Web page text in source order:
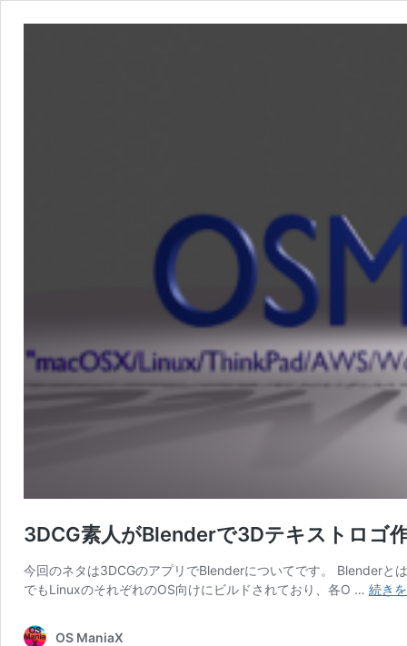
3DCG素人がBlenderで3Dテキストロゴ
今回のネタは3DCGのアプリでBlenderについてです。 Blenderと
でもLinuxのそれぞれのOS向けにビルドされており、各O … 続き
OS ManiaX